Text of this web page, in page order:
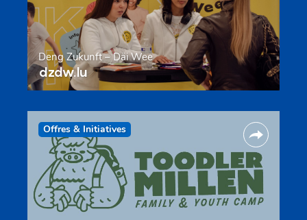
Deng Zukunft – Däi Wee
dzdw.lu
Offres & Initiatives